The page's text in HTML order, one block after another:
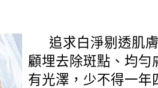
追求白淨剔透肌
顧埋去除斑點、均勻
有光澤，少不得一年